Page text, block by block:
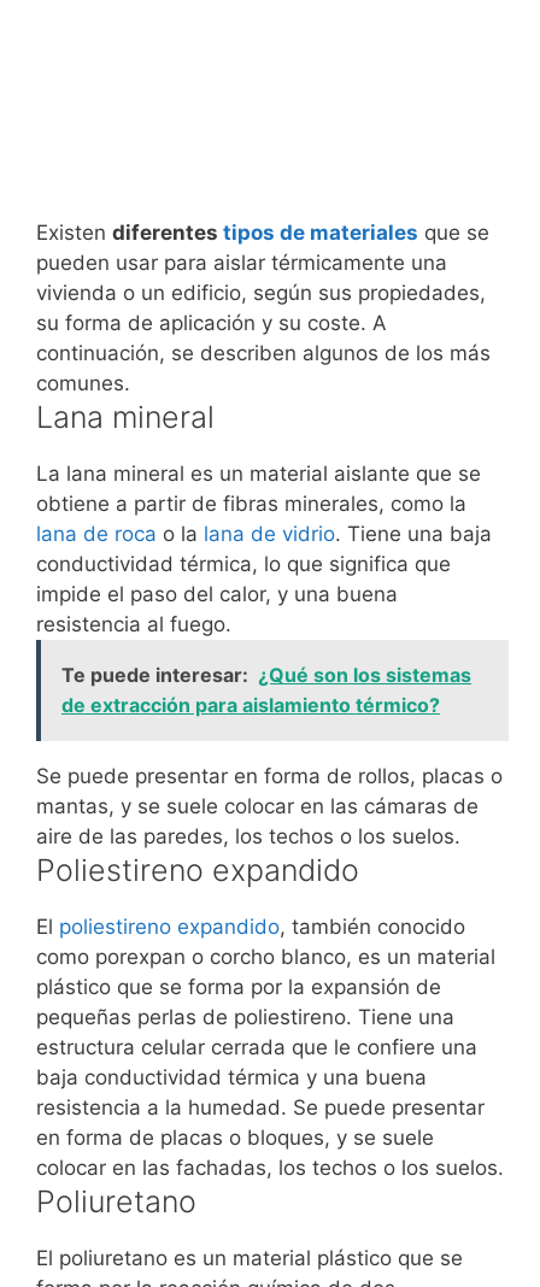
Existen diferentes tipos de materiales que se
pueden usar para aislar térmicamente una
vivienda o un edificio, según sus propiedades,
su forma de aplicación y su coste. A
continuación, se describen algunos de los más
comunes.
Lana mineral
La lana mineral es un material aislante que se
obtiene a partir de fibras minerales, como la
lana de roca o la lana de vidrio. Tiene una baja
conductividad térmica, lo que significa que
impide el paso del calor, y una buena
resistencia al fuego.
Te puede interesar: ¿Qué son los sistemas
de extracción para aislamiento térmico?
Se puede presentar en forma de rollos, placas o
mantas, y se suele colocar en las cámaras de
aire de las paredes, los techos o los suelos.
Poliestireno expandido
El poliestireno expandido, también conocido
como porexpan o corcho blanco, es un material
plástico que se forma por la expansión de
pequeñas perlas de poliestireno. Tiene una
estructura celular cerrada que le confiere una
baja conductividad térmica y una buena
resistencia a la humedad. Se puede presentar
en forma de placas o bloques, y se suele
colocar en las fachadas, los techos o los suelos.
Poliuretano
El poliuretano es un material plástico que se